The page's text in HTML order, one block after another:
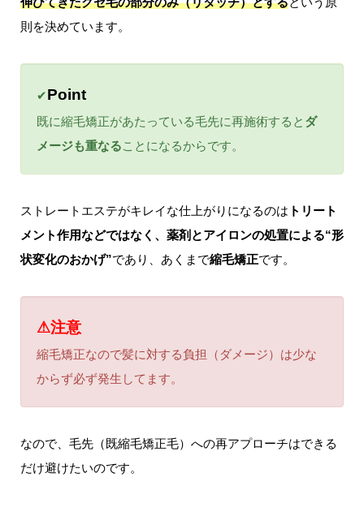
則を決めています。
✔Point
既に縮毛矯正があたっている毛先に再施術すると ダ
メージも重なることになるからです。
ストレートエステがキレイな仕上がりになるのは トリート
メント作用などではなく、薬剤とアイロンの処置による“形
状変化のおかげ”であり、あくまで縮毛矯正です。
⚠注意
縮毛矯正なので髪に対する負担（ダメージ）は少な
からず必ず発生してます。
なので、毛先（既縮毛矯正毛）への再アプローチはできる
だけ避けたいのです。